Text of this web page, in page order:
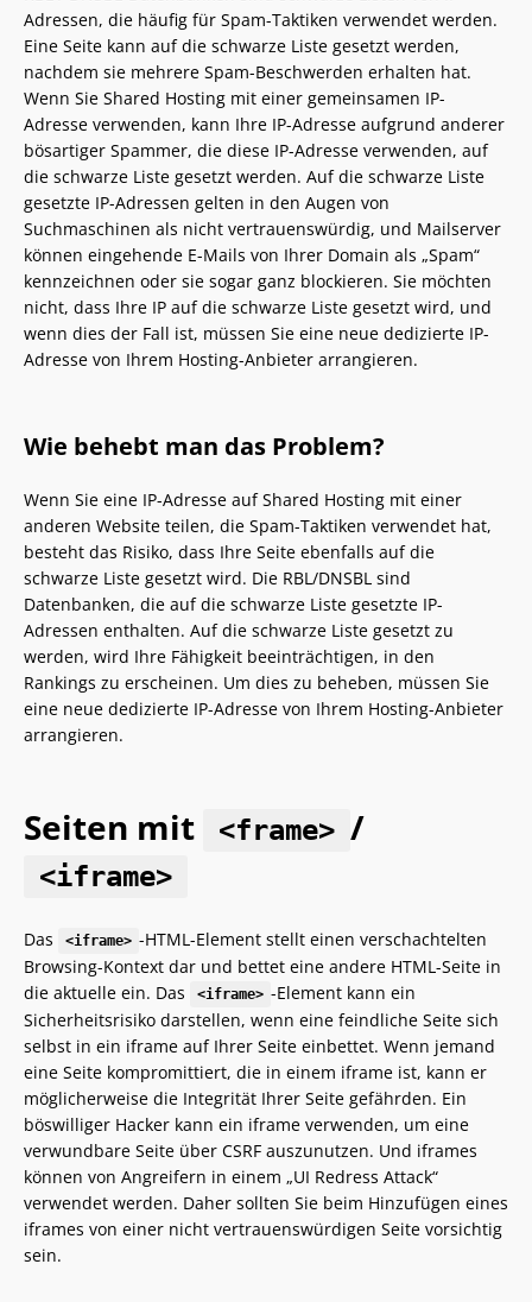
Adressen, die häufig für Spam-Taktiken verwendet werden.
Eine Seite kann auf die schwarze Liste gesetzt werden,
nachdem sie mehrere Spam-Beschwerden erhalten hat.
Wenn Sie Shared Hosting mit einer gemeinsamen IP-
Adresse verwenden, kann Ihre IP-Adresse aufgrund anderer
bösartiger Spammer, die diese IP-Adresse verwenden, auf
die schwarze Liste gesetzt werden. Auf die schwarze Liste
gesetzte IP-Adressen gelten in den Augen von
Suchmaschinen als nicht vertrauenswürdig, und Mailserver
können eingehende E-Mails von Ihrer Domain als „Spam“
kennzeichnen oder sie sogar ganz blockieren. Sie möchten
nicht, dass Ihre IP auf die schwarze Liste gesetzt wird, und
wenn dies der Fall ist, müssen Sie eine neue dedizierte IP-
Adresse von Ihrem Hosting-Anbieter arrangieren.
Wie behebt man das Problem?
Wenn Sie eine IP-Adresse auf Shared Hosting mit einer
anderen Website teilen, die Spam-Taktiken verwendet hat,
besteht das Risiko, dass Ihre Seite ebenfalls auf die
schwarze Liste gesetzt wird. Die RBL/DNSBL sind
Datenbanken, die auf die schwarze Liste gesetzte IP-
Adressen enthalten. Auf die schwarze Liste gesetzt zu
werden, wird Ihre Fähigkeit beeinträchtigen, in den
Rankings zu erscheinen. Um dies zu beheben, müssen Sie
eine neue dedizierte IP-Adresse von Ihrem Hosting-Anbieter
arrangieren.
Seiten mit <frame> /
<iframe>
Das <iframe> -HTML-Element stellt einen verschachtelten
Browsing-Kontext dar und bettet eine andere HTML-Seite in
die aktuelle ein. Das
<iframe> -Element kann ein
Sicherheitsrisiko darstellen, wenn eine feindliche Seite sich
selbst in ein iframe auf Ihrer Seite einbettet. Wenn jemand
eine Seite kompromittiert, die in einem iframe ist, kann er
möglicherweise die Integrität Ihrer Seite gefährden. Ein
böswilliger Hacker kann ein iframe verwenden, um eine
verwundbare Seite über CSRF auszunutzen. Und iframes
können von Angreifern in einem „UI Redress Attack“
verwendet werden. Daher sollten Sie beim Hinzufügen eines
iframes von einer nicht vertrauenswürdigen Seite vorsichtig
sein.